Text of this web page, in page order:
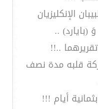
الإنكليزيان
(بايارد) ..
..!!
قلبه مدة نصف
أيام !!!